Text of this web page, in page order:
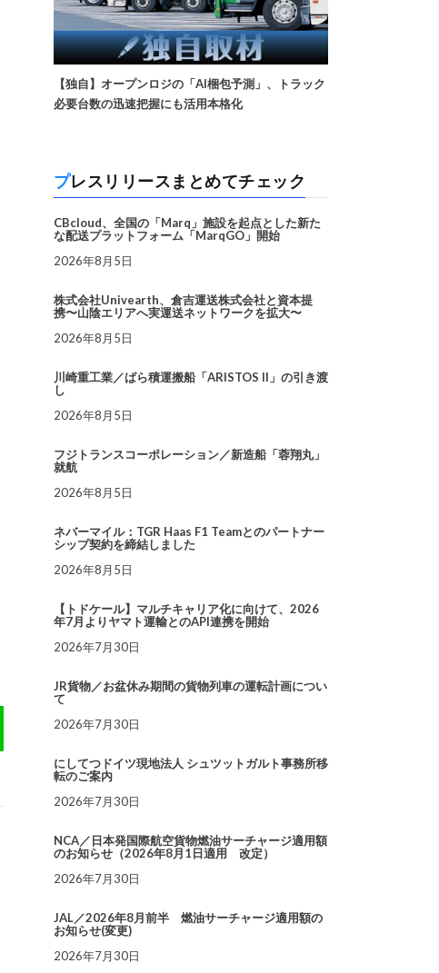
【独自】オープンロジの「AI梱包予測」、トラック
必要台数の迅速把握にも活用本格化
プレスリリースまとめてチェック
CBcloud、全国の「Marq」施設を起点とした新た
な配送プラットフォーム「MarqGO」開始
2026年8月5日
株式会社Univearth、倉吉運送株式会社と資本提
携〜山陰エリアへ実運送ネットワークを拡大〜
2026年8月5日
川崎重工業／ばら積運搬船「ARISTOS II」の引き渡
し
2026年8月5日
フジトランスコーポレーション／新造船「蓉翔丸」
就航
2026年8月5日
ネバーマイル：TGR Haas F1 Teamとのパートナー
シップ契約を締結しました
2026年8月5日
【トドケール】マルチキャリア化に向けて、2026
年7月よりヤマト運輸とのAPI連携を開始
2026年7月30日
JR貨物／お盆休み期間の貨物列車の運転計画につい
て
2026年7月30日
にしてつドイツ現地法人 シュツットガルト事務所移
転のご案内
2026年7月30日
NCA／日本発国際航空貨物燃油サーチャージ適用額
のお知らせ（2026年8月1日適用 改定）
2026年7月30日
JAL／2026年8月前半 燃油サーチャージ適用額の
お知らせ(変更)
2026年7月30日